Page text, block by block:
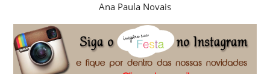
Ana Paula Novais